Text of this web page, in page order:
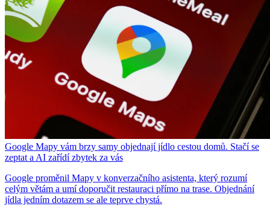
Google Mapy vám brzy samy objednají jídlo cestou domů. Stačí se
zeptat a AI zařídí zbytek za vás
Google proměnil Mapy v konverzačního asistenta, který rozumí
celým větám a umí doporučit restauraci přímo na trase. Objednání
jídla jedním dotazem se ale teprve chystá.